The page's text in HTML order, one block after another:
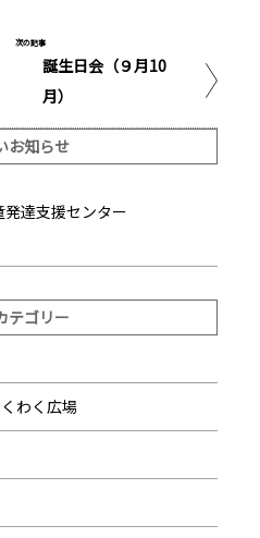
次の記事
誕生日会（９月10
月）
お知らせ
達支援センター
テゴリー
わく広場